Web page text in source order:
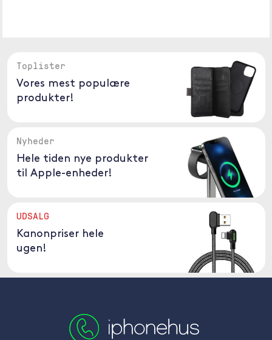
Toplister
Vores mest populære
produkter!
Nyheder
Hele tiden nye produkter
til Apple-enheder!
UDSALG
Kanonpriser hele
ugen!